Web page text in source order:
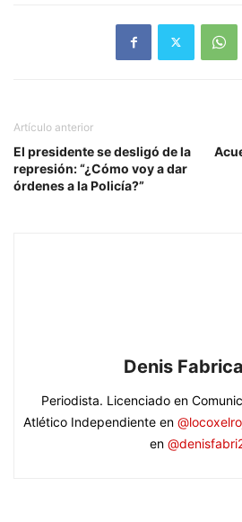
Artículo anterior
El presidente se desligó de la
represión: “¿Cómo voy a dar
órdenes a la Policía?”
Denis
Periodista. Licenciado en
Atlético Independiente en
en